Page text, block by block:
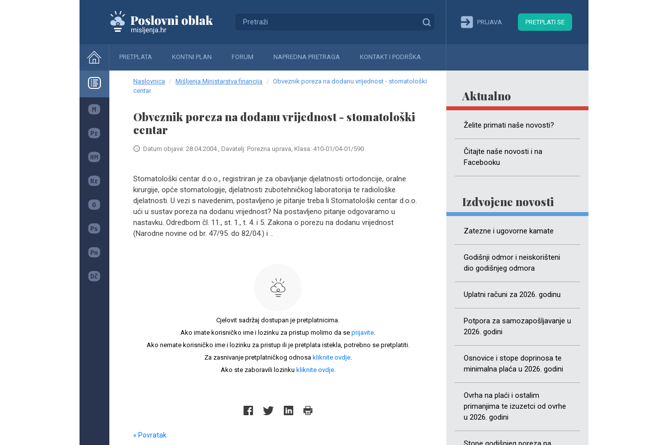
PRIJAVA PRETPLATI SE
PRETPLATA KONTNI PLAN FORUM NAPREDNA PRETRAGA KONTAKT I PODRŠKA
Aktualno
Želite primati naše novosti?
Čitajte naše novosti i na
Facebooku
Izdvojene novosti
Zatezne i ugovorne kamate
Godišnji odmor i neiskorišteni
dio godišnjeg odmora
Uplatni računi za 2026. godinu
Potpora za samozapošljavanje u
2026. godini
Osnovice i stope doprinosa te
minimalna plaća u 2026. godini
Ovrha na plaći i ostalim
primanjima te izuzetci od ovrhe
u 2026. godini
Naslovnica Mišljenja Ministarstva financija
Obveznik poreza na dodanu vrijednost - stomatološki
centar
Obveznik poreza na dodanu vrijednost - stomatološki
centar
Datum objave: 28.04.2004., Davatelj: Porezna uprava, Klasa: 410-01/04-01/590
Stomatološki centar d.o.o., registriran je za obavljanje djelatnosti ortodoncije, oralne
kirurgije, opće stomatologije, djelatnosti zubotehničkog laboratorija te radiološke
djelatnosti. U vezi s navedenim, postavljeno je pitanje treba li Stomatološki centar d.o.o.
ući u sustav poreza na dodanu vrijednost? Na postavljeno pitanje odgovaramo u
nastavku. Odredbom čl. 11., st. 1., t. 4. i 5. Zakona o porezu na dodanu vrijednost
(Narodne novine od br. 47/95. do 82/04.) i ..
Cjelovit sadržaj dostupan je pretplatnicima.
Ako imate korisničko ime i lozinku za pristup molimo da se prijavite.
Ako nemate korisničko ime i lozinku za pristup ili je pretplata istekla, potrebno se pretplatiti.
Za zasnivanje pretplatničkog odnosa kliknite ovdje.
Ako ste zaboravili lozinku kliknite ovdje.
« Povratak